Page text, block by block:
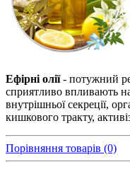
Ефірні олії- потужний
сприятливо впливають
внутрішньої секреції,
кишкового тракту,
Порівняння товарів (0)